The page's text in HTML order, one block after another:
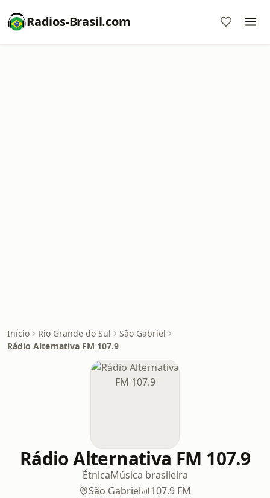
Radios-Brasil.com
Início Rio Grande do Sul
São Gabriel
Rádio Alternativa FM 107.9
Rádio Alternativa FM 107.9
ÉtnicaMúsica brasileira
São Gabriel
107.9 FM